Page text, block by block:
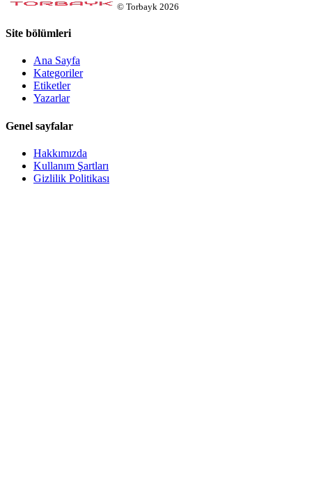
© Torbayk 2026
Site bölümleri
Ana Sayfa
Kategoriler
Etiketler
Yazarlar
Genel sayfalar
Hakkımızda
Kullanım Şartları
Gizlilik Politikası